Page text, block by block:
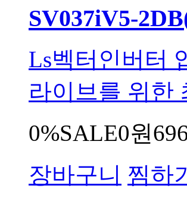
SV037iV5-
Ls벡터인버터
라이브를 위한
0%SALE0원
장바구니 찜하